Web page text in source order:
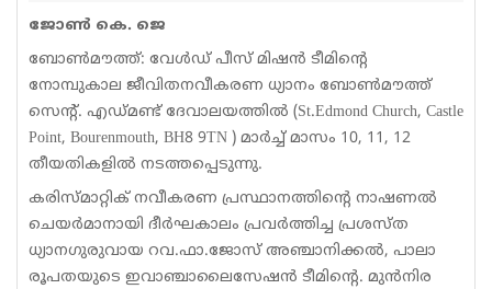
Classifieds
Law
Gallery
ജോണ്‍ കെ. ജെ
ബോണ്‍മൗത്ത്: വേള്‍ഡ് പീസ് മിഷന്‍ ടീമിന്റെ
നോമ്പുകാല ജീവിതനവീകരണ ധ്യാനം ബോണ്‍മൗത്ത്
സെന്റ്. എഡ്മണ്ട് ദേവാലയത്തില്‍ (St.Edmond Church, Castle
Point, Bourenmouth, BH8 9TN ) മാര്‍ച്ച് മാസം 10, 11, 12
തീയതികളില്‍ നടത്തപ്പെടുന്നു.
കരിസ്മാറ്റിക് നവീകരണ പ്രസ്ഥാനത്തിന്റെ നാഷണല്‍
ചെയര്‍മാനായി ദീര്‍ഘകാലം പ്രവര്‍ത്തിച്ച പ്രശസ്ത
ധ്യാനഗുരുവായ റവ.ഫാ.ജോസ് അഞ്ചാനിക്കല്‍, പാലാ
രൂപതയുടെ ഇവാഞ്ചാലൈസേഷന്‍ ടീമിന്റെ. മുന്‍നിര